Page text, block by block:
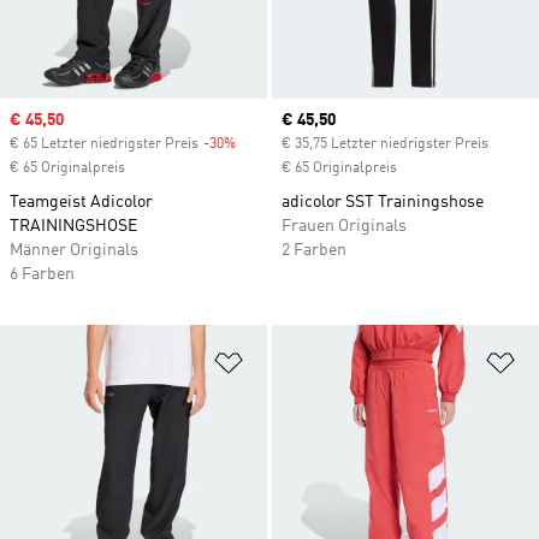
Sale price
€ 45,50
€ 65 Letzter niedrigster Preis -30% Discount
€ 65 Originalpreis
Teamgeist Adicolor
TRAININGSHOSE
Männer Originals
6 Farben
Current price
€ 45,50
€ 35,75 Letzter niedrigster Preis
€ 65 Originalpreis
adicolor SST Trainingshose
Frauen Originals
2 Farben
Zur Wunschliste hinzufügen